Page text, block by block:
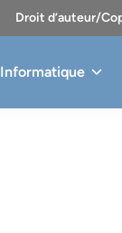
Droit d’auteur/
Informatique